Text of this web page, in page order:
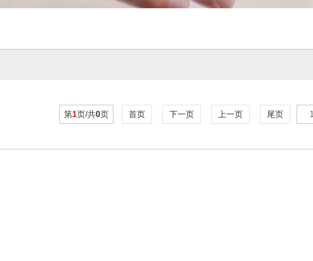
第1页/共0页 首页 下一页 上一页 尾页